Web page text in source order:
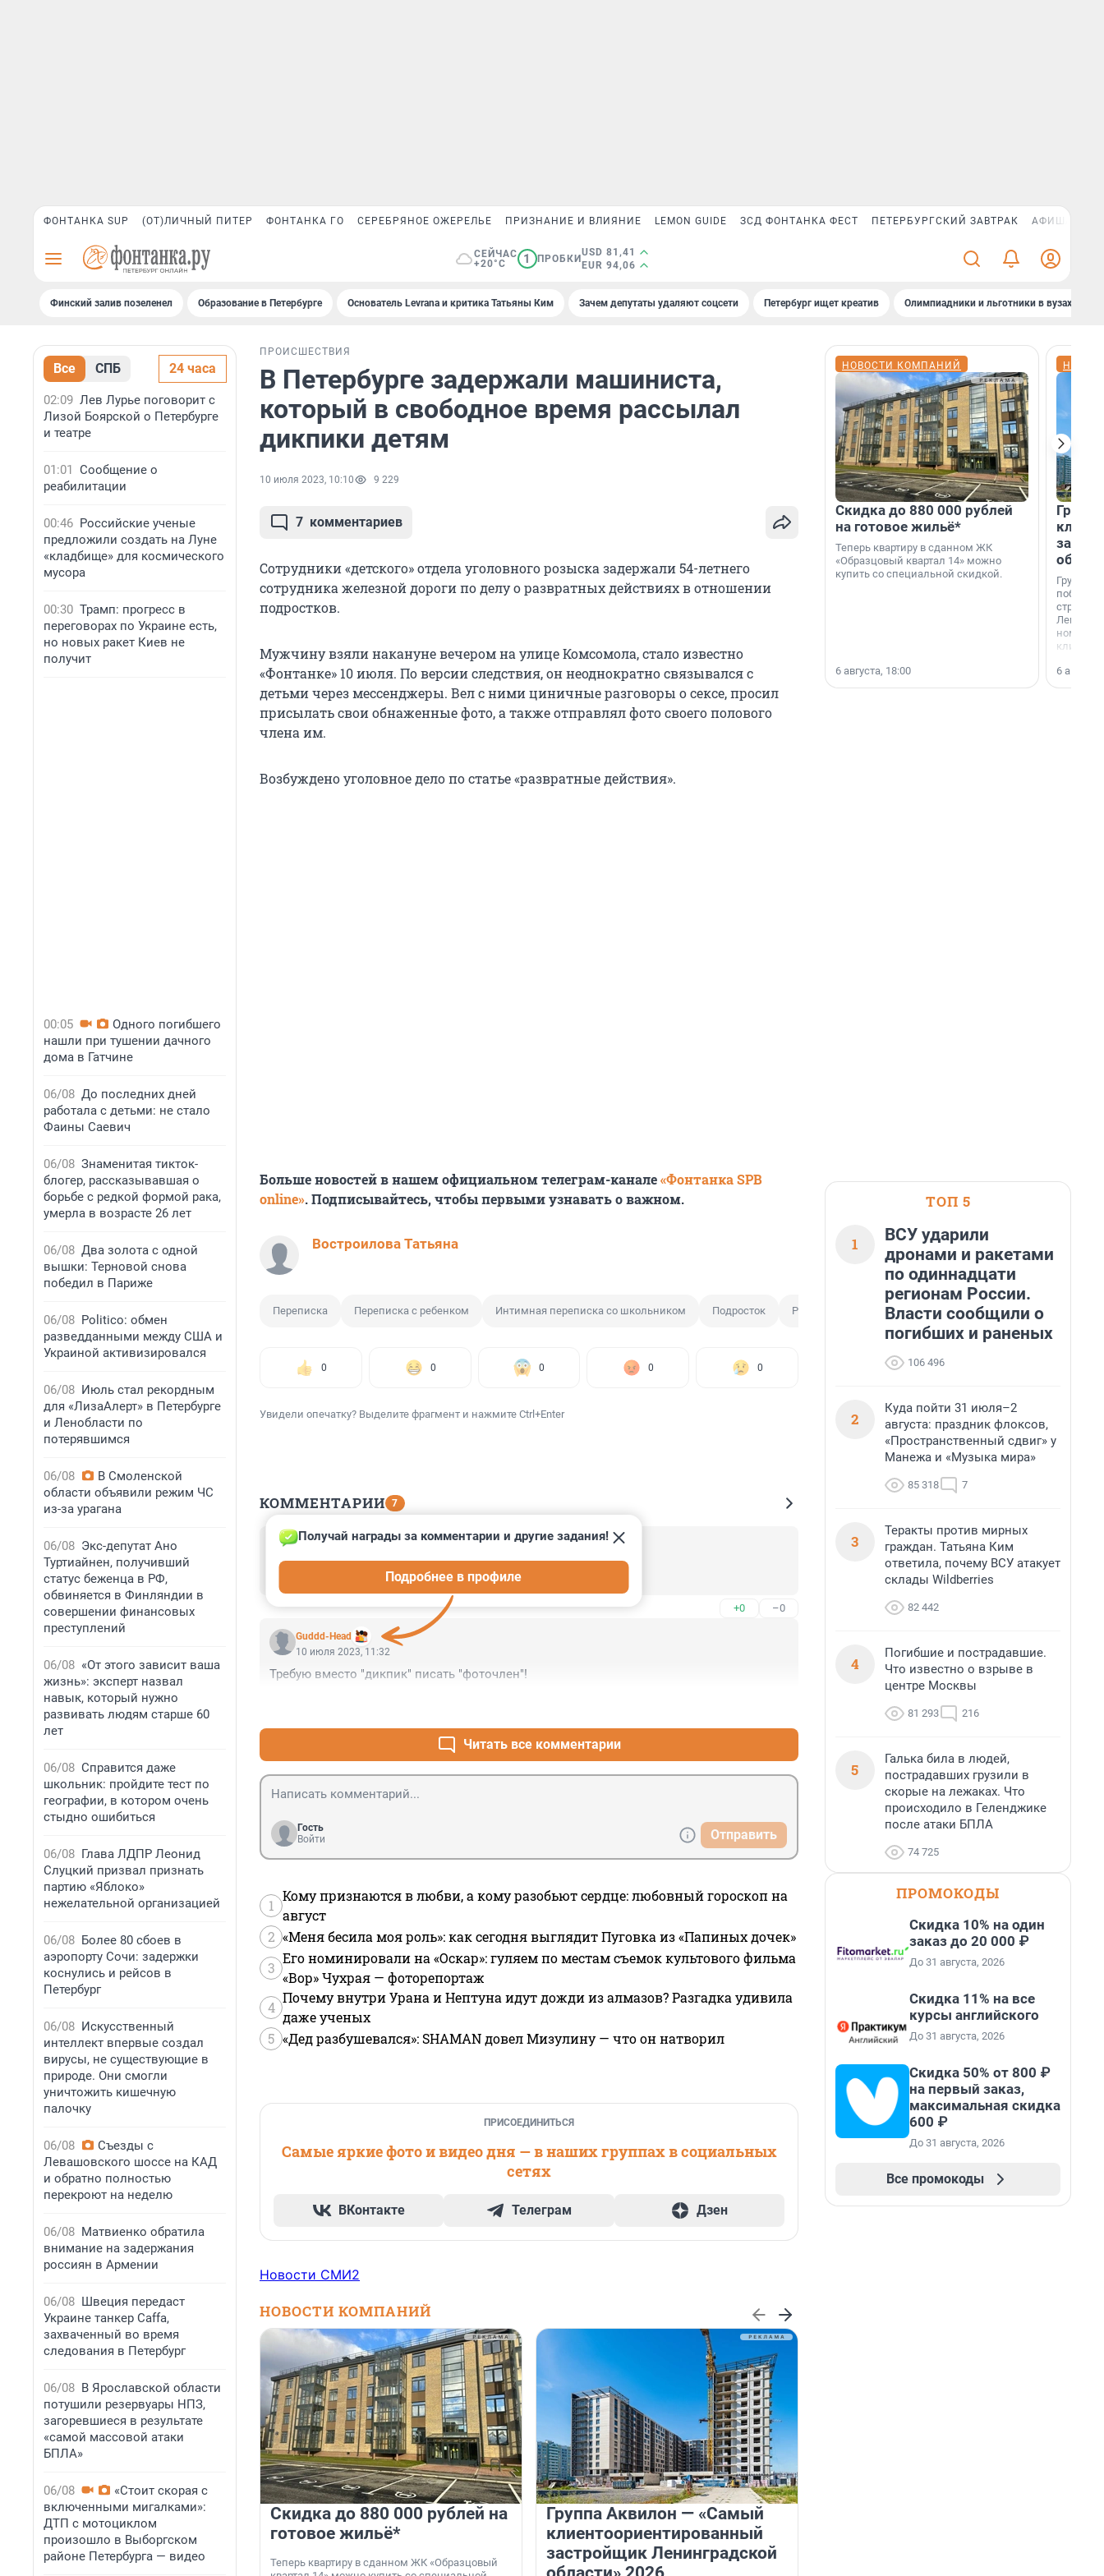
ФОНТАНКА SUP (ОТ)ЛИЧНЫЙ ПИТЕР ФОНТАНКА ГО СЕРЕБРЯНОЕ ОЖЕРЕЛЬЕ ПРИЗНАНИЕ И ВЛИЯНИЕ LEMON GUIDE ЗСД ФОНТАНКА ФЕСТ ПЕТЕРБУРГСКИЙ ЗАВТРАК АФИША PLUS
СЕЙЧАС
+20°C
1 ПРОБКИ
USD 81,41
EUR 94,06
Финский залив позеленел Образование в Петербурге Основатель Levrana и критика Татьяны Ким Зачем депутаты удаляют соцсети Петербург ищет креатив Олимпиадники и льготники в вузах СПб
Все СПБ 24 часа
02:09 Лев Лурье поговорит с
Лизой Боярской о Петербурге
и театре
01:01 Сообщение о
реабилитации
00:46 Российские ученые
предложили создать на Луне
«кладбище» для космического
мусора
00:30 Трамп: прогресс в
переговорах по Украине есть,
но новых ракет Киев не
получит
00:05
Одного погибшего
нашли при тушении дачного
дома в Гатчине
06/08 До последних дней
работала с детьми: не стало
Фаины Саевич
06/08 Знаменитая тикток-
блогер, рассказывавшая о
борьбе с редкой формой рака,
умерла в возрасте 26 лет
06/08 Два золота с одной
вышки: Терновой снова
победил в Париже
06/08 Politico: обмен
разведданными между США и
Украиной активизировался
06/08 Июль стал рекордным
для «ЛизаАлерт» в Петербурге
и Ленобласти по
потерявшимся
06/08
В Смоленской
области объявили режим ЧС
из-за урагана
06/08 Экс-депутат Ано
Туртиайнен, получивший
статус беженца в РФ,
обвиняется в Финляндии в
совершении финансовых
преступлений
06/08 «От этого зависит ваша
жизнь»: эксперт назвал
навык, который нужно
развивать людям старше 60
лет
06/08 Справится даже
школьник: пройдите тест по
географии, в котором очень
стыдно ошибиться
06/08 Глава ЛДПР Леонид
Слуцкий призвал признать
партию «Яблоко»
нежелательной организацией
06/08 Более 80 сбоев в
аэропорту Сочи: задержки
коснулись и рейсов в
Петербург
06/08 Искусственный
интеллект впервые создал
вирусы, не существующие в
природе. Они смогли
уничтожить кишечную
палочку
06/08
Съезды с
Левашовского шоссе на КАД
и обратно полностью
перекроют на неделю
06/08 Матвиенко обратила
внимание на задержания
россиян в Армении
06/08 Швеция передаст
Украине танкер Caffa,
захваченный во время
следования в Петербург
06/08 В Ярославской области
потушили резервуары НПЗ,
загоревшиеся в результате
«самой массовой атаки
БПЛА»
06/08
«Стоит скорая с
включенными мигалками»:
ДТП с мотоциклом
произошло в Выборгском
районе Петербурга — видео
ПРОИСШЕСТВИЯ
В Петербурге задержали машиниста,
который в свободное время рассылал
дикпики детям
10 июля 2023, 10:10 9 229
7 комментариев
Сотрудники «детского» отдела уголовного розыска задержали 54-летнего
сотрудника железной дороги по делу о развратных действиях в отношении
подростков.
Мужчину взяли накануне вечером на улице Комсомола, стало известно
«Фонтанке» 10 июля. По версии следствия, он неоднократно связывался с
детьми через мессенджеры. Вел с ними циничные разговоры о сексе, просил
присылать свои обнаженные фото, а также отправлял фото своего полового
члена им.
Возбуждено уголовное дело по статье «развратные действия».
Больше новостей в нашем официальном телеграм-канале«Фонтанка SPB
online». Подписывайтесь, чтобы первыми узнавать о важном.
Востроилова Татьяна
Переписка Переписка с ребенком Интимная переписка со школьником Подросток Развратные действия
0 0 0 0 0
Увидели опечатку? Выделите фрагмент и нажмите Ctrl+Enter
КОММЕНТАРИИ 7
Гость
Его начальника на РЖД уже сняли за "недоглядел"?
+0 –0
Guddd-Head
Получай награды за комментарии и другие задания!
Подробнее в профиле
10 июля 2023, 11:32
Требую вместо "дикпик" писать "фоточлен"!
Читать все комментарии
Гость
Войти
Отправить
1
Кому признаются в любви, а кому разобьют сердце: любовный гороскоп на
август
2 «Меня бесила моя роль»: как сегодня выглядит Пуговка из «Папиных дочек»
3
Его номинировали на «Оскар»: гуляем по местам съемок культового фильма
«Вор» Чухрая — фоторепортаж
4
Почему внутри Урана и Нептуна идут дожди из алмазов? Разгадка удивила
даже ученых
5 «Дед разбушевался»: SHAMAN довел Мизулину — что он натворил
ПРИСОЕДИНИТЬСЯ
Самые яркие фото и видео дня — в наших группах в социальных
сетях
ВКонтакте Телеграм Дзен
Новости СМИ2
НОВОСТИ КОМПАНИЙ
Скидка до 880 000 рублей на
готовое жильё*
Теперь квартиру в сданном ЖК «Образцовый
Группа Аквилон — «Самый
клиентоориентированный
застройщик Ленинградской
НОВОСТИ КОМПАНИЙ
Скидка до 880 000 рублей
на готовое жильё*
Теперь квартиру в сданном ЖК
«Образцовый квартал 14» можно
купить со специальной скидкой.
6 августа, 18:00
Группа
области».
6
ТОП 5
1
ВСУ ударили
дронами и ракетами
по одиннадцати
регионам России.
Власти сообщили о
погибших и раненых
106 496
2
Куда пойти 31 июля–2
августа: праздник флоксов,
«Пространственный сдвиг» у
Манежа и «Музыка мира»
85 318 7
3
Теракты против мирных
граждан. Татьяна Ким
ответила, почему ВСУ атакует
склады Wildberries
82 442
4
Погибшие и пострадавшие.
Что известно о взрыве в
центре Москвы
81 293 216
5
Галька била в людей,
пострадавших грузили в
скорые на лежаках. Что
происходило в Геленджике
после атаки БПЛА
74 725
ПРОМОКОДЫ
Скидка 10% на один
заказ до 20 000 ₽
До 31 августа, 2026
Скидка 11% на все
курсы английского
До 31 августа, 2026
Скидка 50% от 800 ₽
на первый заказ,
максимальная скидка
600 ₽
До 31 августа, 2026
Все промокоды